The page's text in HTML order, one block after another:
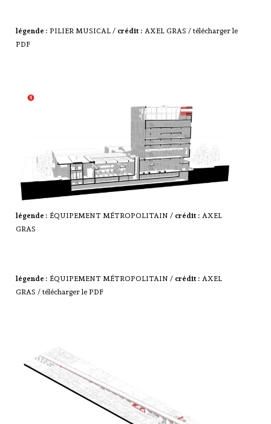
légende : PILIER MUSICAL / crédit : AXEL GRAS /télécharger le
PDF
légende : ÉQUIPEMENT MÉTROPOLITAIN / crédit : AXEL
GRAS
légende : ÉQUIPEMENT MÉTROPOLITAIN / crédit : AXEL
GRAS /télécharger le PDF